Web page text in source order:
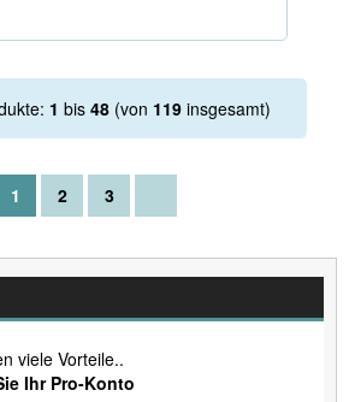
1 bis 48 (von 119 insgesamt)
1 2 3
viele Vorteile..
Ihr Pro-Konto